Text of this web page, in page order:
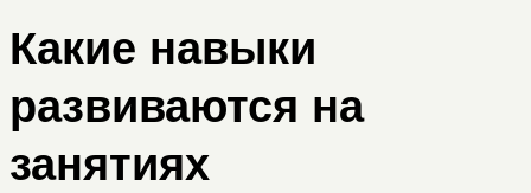
Какие навыки
развиваются на
занятиях